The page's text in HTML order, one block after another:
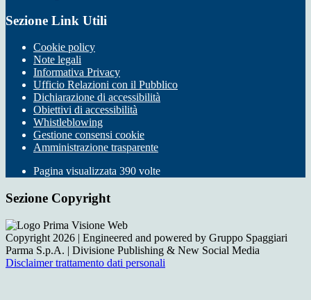
Sezione Link Utili
Cookie policy
Note legali
Informativa Privacy
Ufficio Relazioni con il Pubblico
Dichiarazione di accessibilità
Obiettivi di accessibilità
Whistleblowing
Gestione consensi cookie
Amministrazione trasparente
Pagina visualizzata 390 volte
Sezione Copyright
Copyright 2026 | Engineered and powered by Gruppo Spaggiari
Parma S.p.A. | Divisione Publishing & New Social Media
Disclaimer trattamento dati personali